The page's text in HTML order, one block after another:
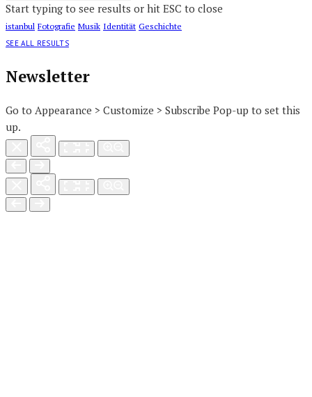
Start typing to see results or hit ESC to close
istanbul Fotografie Musik Identität Geschichte
SEE ALL RESULTS
Newsletter
Go to Appearance > Customize > Subscribe Pop-up to set this
up.